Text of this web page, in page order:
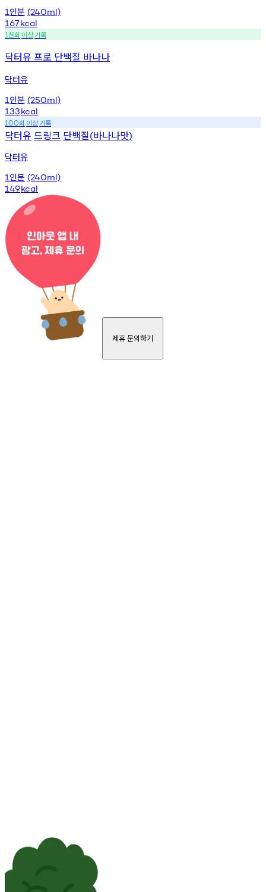
1 인분 (240ml)
167kcal
1천회 이상기록
닥터유 프로 단백질 바나나
닥터유
1 인분 (250ml)
133kcal
100회 이상기록
닥터유 드링크 단백질(바나나맛)
닥터유
1 인분 (240ml)
149kcal
제휴 문의하기